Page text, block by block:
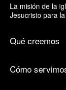
La misión de la
Jesucristo para
Qué creemos
Cómo